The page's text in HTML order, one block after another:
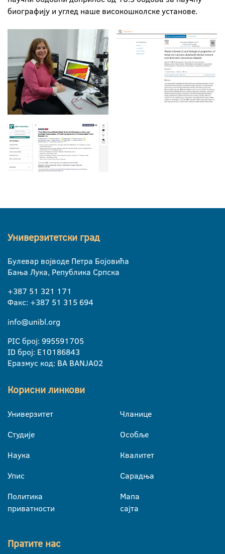
биографију и углед наше високошколске установе.
Универзитетски град
Булевар војводе Петра Бојовића
Бања Лука, Република Српска
+387 51 321 171
Факс: +387 51 315 694
info@unibl.org
PIC број: 995591705
ID број: E10186843
Еразмус код: BA BANJA02
Корисни линкови
Универзитет
Студије
Наука
Упис
Политика
приватности
Чланице
Особље
Квалитет
Сарадња
Мапа
сајта
Пратите нас